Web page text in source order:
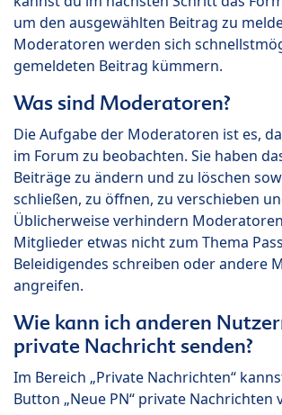
um den ausgewählten Beitrag zu
Moderatoren werden sich
gemeldeten Beitrag kümmern.
Was sind Moderatoren?
Die Aufgabe der Moderatoren ist es,
im Forum zu beobachten. Sie haben
Beiträge zu ändern und zu löschen
schließen, zu öffnen, zu verschieben
Üblicherweise verhindern
Mitglieder etwas nicht zum Thema
Beleidigendes schreiben oder andere
angreifen.
Wie kann ich anderen
private Nachricht senden?
Im Bereich „Private Nachrichten“
Button „Neue PN“ private Nachrichten